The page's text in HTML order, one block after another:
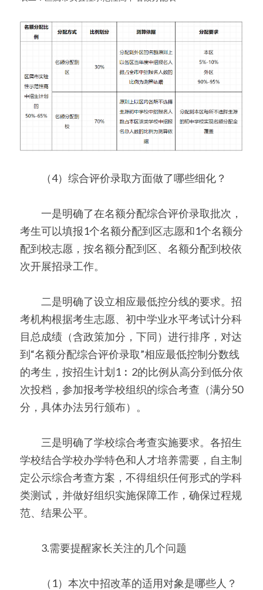
（4）综合评价录取方面做了哪些细化？
一是明确了在名额分配综合评价录取批次，
考生可以填报1个名额分配到区志愿和1个名额分
配到校志愿，按名额分配到区、名额分配到校依
次开展招录工作。
二是明确了设立相应最低控分线的要求。招
考机构根据考生志愿、初中学业水平考试计分科
目总成绩（含政策加分，下同）进行排序，对达
到“名额分配综合评价录取”相应最低控制分数线
的考生，按招生计划1︰2的比例从高分到低分依
次投档，参加报考学校组织的综合考查（满分50
分，具体办法另行颁布）。
三是明确了学校综合考查实施要求。各招生
学校结合学校办学特色和人才培养需要，自主制
定公示综合考查方案，不得组织任何形式的学科
类测试，并做好组织实施保障工作，确保过程规
范、结果公平。
3.需要提醒家长关注的几个问题
（1）本次中招改革的适用对象是哪些人？